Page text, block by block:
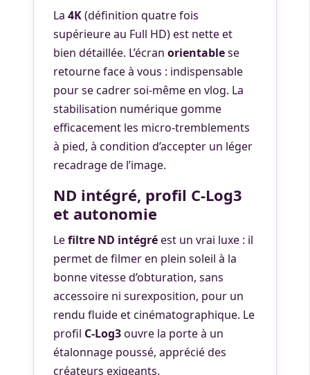
La 4K(définition quatre fois
supérieure au Full HD) est nette et
bien détaillée. L’écran orientablese
retourne face à vous : indispensable
pour se cadrer soi-même en vlog. La
stabilisation numérique gomme
efficacement les micro-tremblements
à pied, à condition d’accepter un léger
recadrage de l’image.
ND intégré, profil C-Log3
et autonomie
Lefiltre ND intégréest un vrai luxe : il
permet de filmer en plein soleil à la
bonne vitesse d’obturation, sans
accessoire ni surexposition, pour un
rendu fluide et cinématographique. Le
profil C-Log3ouvre la porte à un
étalonnage poussé, apprécié des
créateurs exigeants.